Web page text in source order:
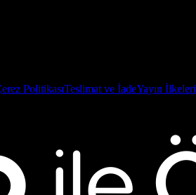
PolitikasıTeslimat ve İadeYayın İlkeleri